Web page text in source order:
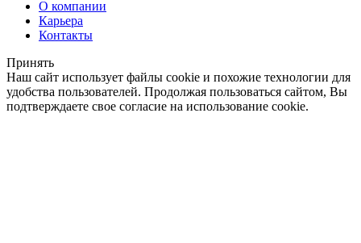
О компании
Карьера
Контакты
Принять
Наш сайт использует файлы cookie и похожие технологии для
удобства пользователей. Продолжая пользоваться сайтом, Вы
подтверждаете свое согласие на использование cookie.